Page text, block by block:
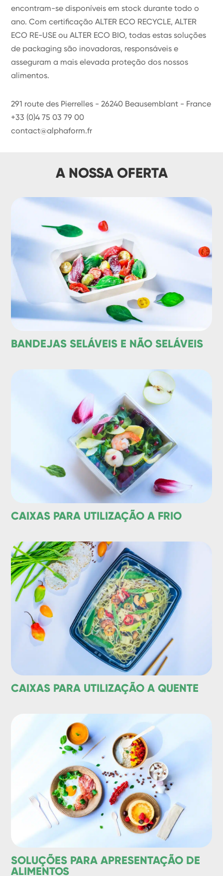
encontram-se disponíveis em stock durante todo o
ano. Com certificação ALTER ECO RECYCLE, ALTER
ECO RE-USE ou ALTER ECO BIO, todas estas soluções
de packaging são inovadoras, responsáveis e
asseguram a mais elevada proteção dos nossos
alimentos.
291 route des Pierrelles - 26240 Beausemblant - France
+33 (0)4 75 03 79 00
contact@alphaform.fr
A NOSSA OFERTA
BANDEJAS SELÁVEIS E NÃO SELÁVEIS
CAIXAS PARA UTILIZAÇÃO A FRIO
CAIXAS PARA UTILIZAÇÃO A QUENTE
SOLUÇÕES PARA APRESENTAÇÃO DE
ALIMENTOS